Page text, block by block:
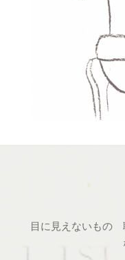
目に見えないもの